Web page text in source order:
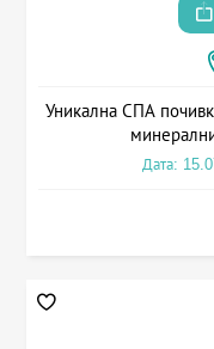
Уникална СПА
Дата: